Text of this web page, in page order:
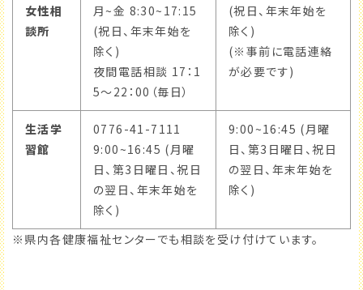
女性相
談所
月~金 8:30~17:15
(祝日、年末年始を
除く)
夜間電話相談 17：1
5～22：00（毎日）
(祝日、年末年始を
除く)
(※事前に電話連絡
が必要です)
生活学
習館
0776-41-7111
9:00~16:45 (月曜
日、第3日曜日、祝日
の翌日、年末年始を
除く)
9:00~16:45 (月曜
日、第3日曜日、祝日
の翌日、年末年始を
除く)
※県内各健康福祉センターでも相談を受け付けています。